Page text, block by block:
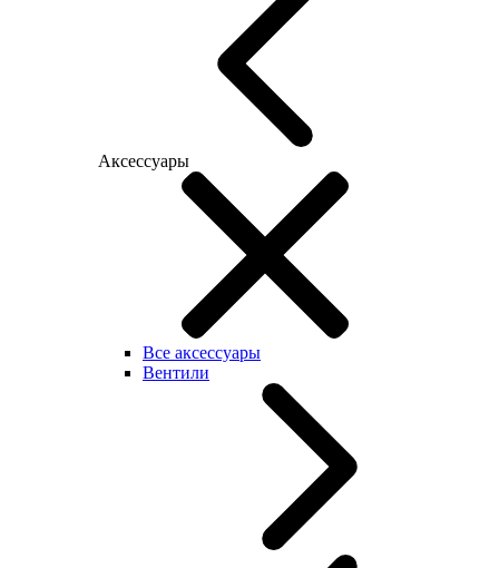
Аксессуары
Все аксессуары
Вентили